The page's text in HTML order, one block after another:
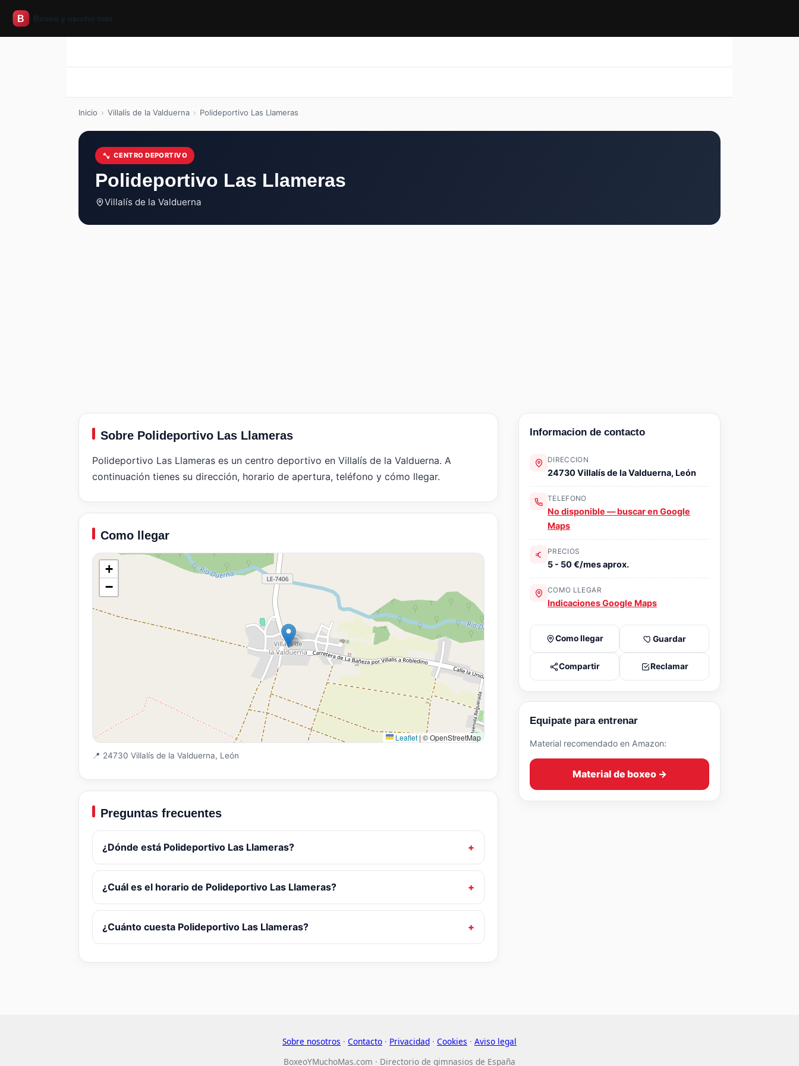
Inicio › Villalís de la Valduerna › Polideportivo Las Llameras
CENTRO DEPORTIVO
Polideportivo Las Llameras
Villalís de la Valduerna
Sobre Polideportivo Las Llameras
Polideportivo Las Llameras es un centro deportivo en Villalís de la Valduerna. A
continuación tienes su dirección, horario de apertura, teléfono y cómo llegar.
Como llegar
+
−
Leaflet |© OpenStreetMap
📍 24730 Villalís de la Valduerna, León
Preguntas frecuentes
¿Dónde está Polideportivo Las Llameras?
¿Cuál es el horario de Polideportivo Las Llameras?
¿Cuánto cuesta Polideportivo Las Llameras?
Informacion de contacto
DIRECCION
24730 Villalís de la Valduerna, León
TELEFONO
No disponible — buscar en Google
Maps
PRECIOS
5 - 50 €/mes aprox.
COMO LLEGAR
Indicaciones Google Maps
Como llegar Guardar
Compartir Reclamar
Equipate para entrenar
Material recomendado en Amazon:
Material de boxeo →
Sobre nosotros · Contacto · Privacidad · Cookies · Aviso legal
BoxeoYMuchoMas.com · Directorio de gimnasios de España